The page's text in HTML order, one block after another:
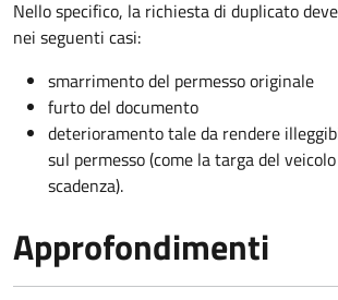
Nello specifico, la richiesta di duplicato
nei seguenti casi:
smarrimento del permesso originale
furto del documento
deterioramento tale da rendere
sul permesso (come la targa del
scadenza).
Approfondimenti